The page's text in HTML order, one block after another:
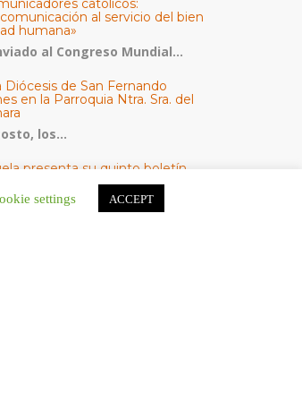
católicos:
al servicio del bien
humana»
al Congreso Mundial...
Diócesis de San Fernando
en la Parroquia Ntra. Sra. del
los...
presenta su quinto boletín
familias tras los terremotos
publicó este martes 4...
settings ACCEPT